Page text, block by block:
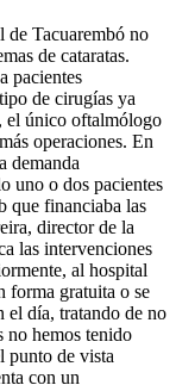
de Tacuarembó no
de cataratas.
pacientes
de cirugías ya
el único oftalmólogo
operaciones. En
demanda
uno o dos pacientes
que financiaba las
director de la
las intervenciones
al hospital
forma gratuita o se
el día, tratando de no
no hemos tenido
punto de vista
con un